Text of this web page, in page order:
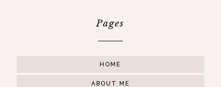
Pages
HOME
ABOUT ME